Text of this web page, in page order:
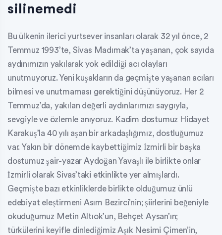
silinemedi
Bu ülkenin ilerici yurtsever insanları olarak 32 yıl önce, 2
Temmuz 1993’te, Sivas Madımak’ta yaşanan, çok sayıda
aydınımızın yakılarak yok edildiği acı olayları
unutmuyoruz. Yeni kuşakların da geçmişte yaşanan acıları
bilmesi ve unutmaması gerektiğini düşünüyoruz. Her 2
Temmuz’da, yakılan değerli aydınlarımızı saygıyla,
sevgiyle ve özlemle anıyoruz. Kadim dostumuz Hidayet
Karakuş’la 40 yılı aşan bir arkadaşlığımız, dostluğumuz
var. Yakın bir dönemde kaybettiğimiz İzmirli bir başka
dostumuz şair-yazar Aydoğan Yavaşlı ile birlikte onlar
İzmirli olarak Sivas’taki etkinlikte yer almışlardı.
Geçmişte bazı etkinliklerde birlikte olduğumuz ünlü
edebiyat eleştirmeni Asım Bezirci’nin; şiirlerini beğeniyle
okuduğumuz Metin Altıok’un, Behçet Aysan’ın;
türkülerini keyifle dinlediğimiz Aşık Nesimi Çimen’in,